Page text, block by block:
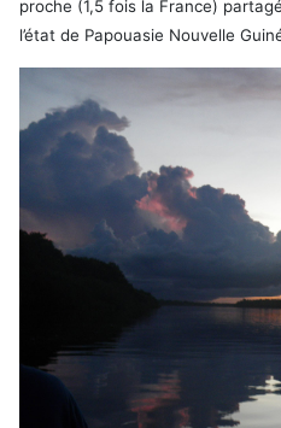
proche (1,5 fois la France)
l’état de Papouasie Nouvelle